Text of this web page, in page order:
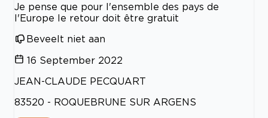
Je pense que pour l'ensemble des pays de
l'Europe le retour doit être gratuit
Beveelt niet aan
16 September 2022
JEAN-CLAUDE PECQUART
83520 - ROQUEBRUNE SUR ARGENS